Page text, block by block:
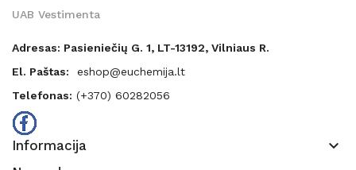
UAB Vestimenta
Adresas: Pasieniečių G. 1, LT-13192, Vilniaus R.
El. Paštas:
eshop@euchemija.lt
Telefonas: (+370) 60282056
Informacija keyboard_arrow_down